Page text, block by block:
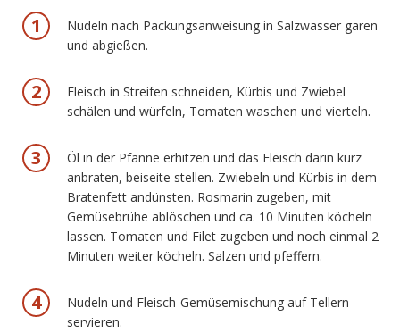
Nudeln nach Packungsanweisung in Salzwasser garen
und abgießen.
Fleisch in Streifen schneiden, Kürbis und Zwiebel
schälen und würfeln, Tomaten waschen und vierteln.
Öl in der Pfanne erhitzen und das Fleisch darin kurz
anbraten, beiseite stellen. Zwiebeln und Kürbis in dem
Bratenfett andünsten. Rosmarin zugeben, mit
Gemüsebrühe ablöschen und ca. 10 Minuten köcheln
lassen. Tomaten und Filet zugeben und noch einmal 2
Minuten weiter köcheln. Salzen und pfeffern.
Nudeln und Fleisch-Gemüsemischung auf Tellern
servieren.